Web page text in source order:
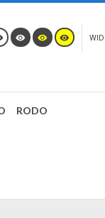
RODO